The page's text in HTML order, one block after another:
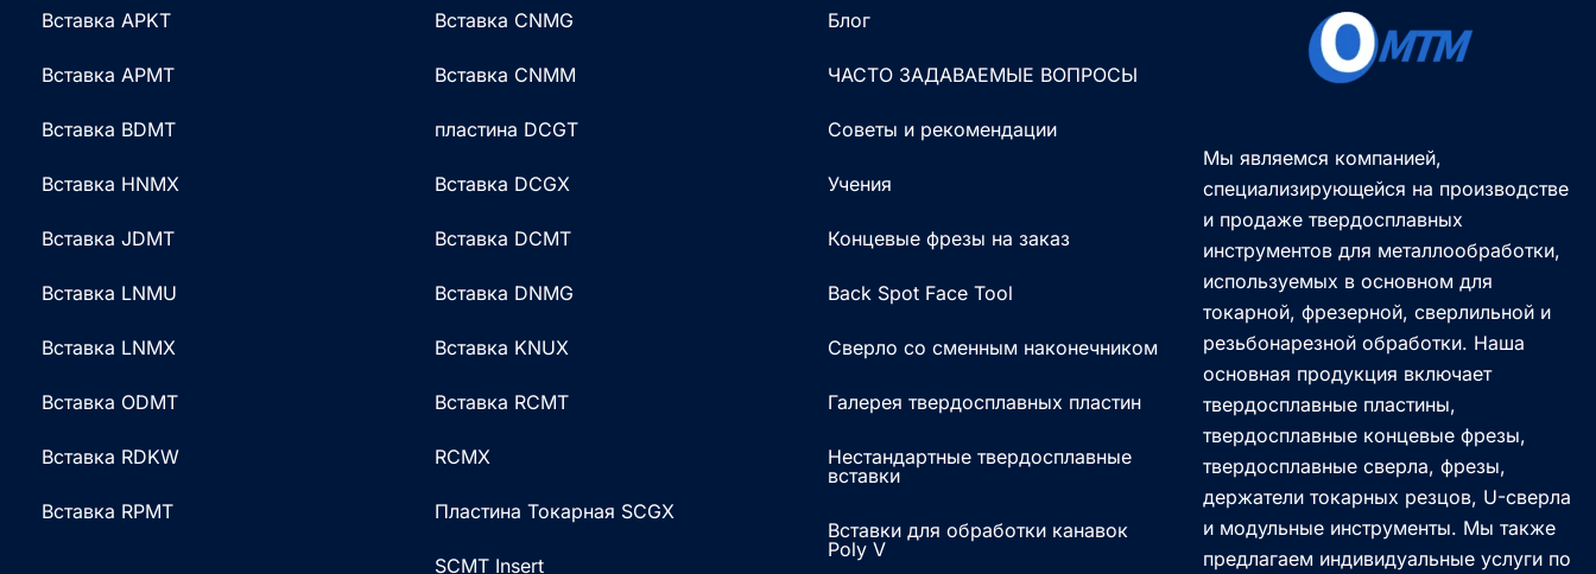
Мы являемся компанией,
специализирующейся на производстве
и продаже твердосплавных
инструментов для металлообработки,
используемых в основном для
токарной, фрезерной, сверлильной и
резьбонарезной обработки. Наша
основная продукция включает
твердосплавные пластины,
твердосплавные концевые фрезы,
твердосплавные сверла, фрезы,
держатели токарных резцов, U-сверла
и модульные инструменты. Мы также
предлагаем индивидуальные услуги по
Блог
ЧАСТО ЗАДАВАЕМЫЕ ВОПРОСЫ
Советы и рекомендации
Учения
Концевые фрезы на заказ
Back Spot Face Tool
Сверло со сменным наконечником
Галерея твердосплавных пластин
Нестандартные твердосплавные
вставки
Вставки для обработки канавок
Poly V
Вставка CNMG
Вставка CNMM
пластина DCGT
Вставка DCGX
Вставка DCMT
Вставка DNMG
Вставка KNUX
Вставка RCMT
RCMX
Пластина Токарная SCGX
SCMT Insert
Вставка APKT
Вставка APMT
Вставка BDMT
Вставка HNMX
Вставка JDMT
Вставка LNMU
Вставка LNMX
Вставка ODMT
Вставка RDKW
Вставка RPMT